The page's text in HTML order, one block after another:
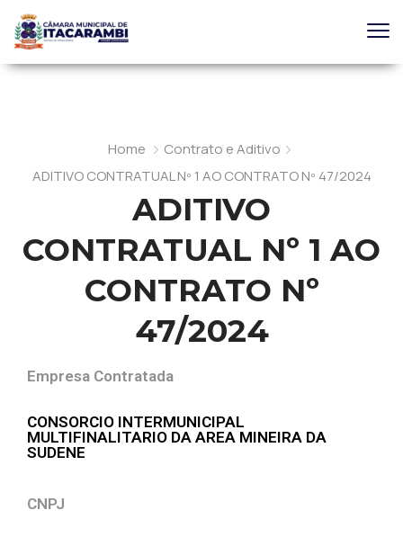
Home
Contrato e Aditivo
ADITIVO CONTRATUAL Nº 1 AO CONTRATO Nº 47/2024
ADITIVO
CONTRATUAL Nº 1 AO
CONTRATO Nº
47/2024
Empresa Contratada
CONSORCIO INTERMUNICIPAL
MULTIFINALITARIO DA AREA MINEIRA DA
SUDENE
CNPJ